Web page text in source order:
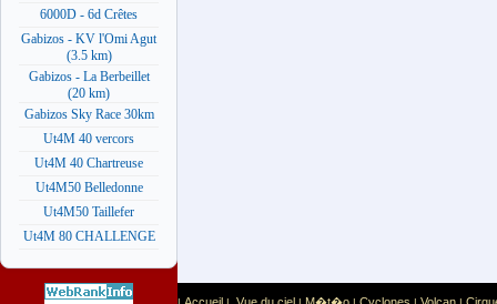
6000D - 6d Crêtes
Gabizos - KV l'Omi Agut
(3.5 km)
Gabizos - La Berbeillet
(20 km)
Gabizos Sky Race 30km
Ut4M 40 vercors
Ut4M 40 Chartreuse
Ut4M50 Belledonne
Ut4M50 Taillefer
Ut4M 80 CHALLENGE